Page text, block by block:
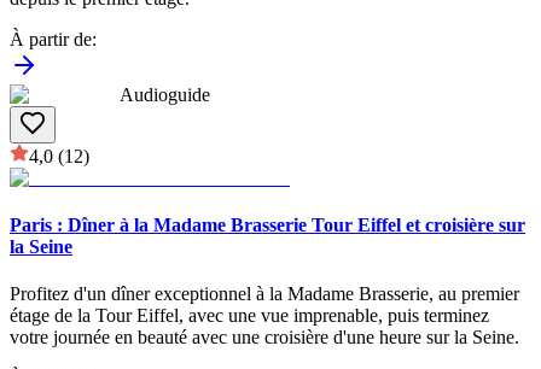
À partir de:
Audioguide
4,0 (12)
Paris : Dîner à la Madame Brasserie Tour Eiffel et croisière sur
la Seine
Profitez d'un dîner exceptionnel à la Madame Brasserie, au premier
étage de la Tour Eiffel, avec une vue imprenable, puis terminez
votre journée en beauté avec une croisière d'une heure sur la Seine.